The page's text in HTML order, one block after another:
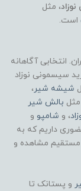
، مثل
است.
انتخابی آگاهانه
سیسمونی نوزاد
شیشه شیر ،
مثل بالش شیر
، و شامپو و
داریم که به
مستقیم مشاهده و
و پستانک تا